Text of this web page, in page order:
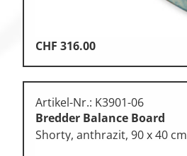
CHF 316.00
Artikel-Nr.: K3901-06
Bredder Balance Board
Shorty, anthrazit, 90 x 40 cm